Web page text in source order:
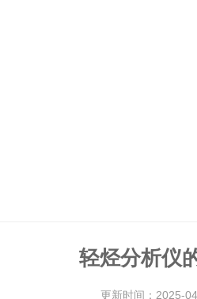
轻烃分析仪
更新时间：2025-